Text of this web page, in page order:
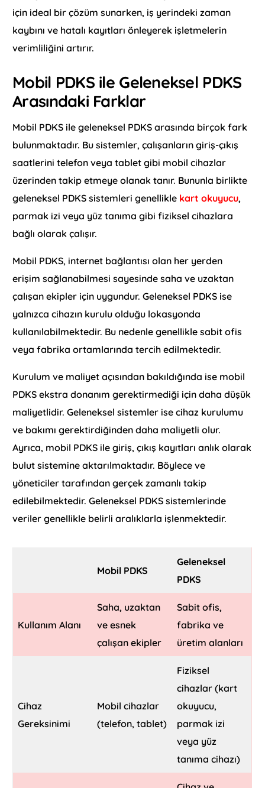
için ideal bir çözüm sunarken, iş yerindeki zaman
kaybını ve hatalı kayıtları önleyerek işletmelerin
verimliliğini artırır.
Mobil PDKS ile Geleneksel PDKS
Arasındaki Farklar
Mobil PDKS ile geleneksel PDKS arasında birçok fark
bulunmaktadır. Bu sistemler, çalışanların giriş-çıkış
saatlerini telefon veya tablet gibi mobil cihazlar
üzerinden takip etmeye olanak tanır. Bununla birlikte
geleneksel PDKS sistemleri genellikle kart okuyucu,
parmak izi veya yüz tanıma gibi fiziksel cihazlara
bağlı olarak çalışır.
Mobil PDKS, internet bağlantısı olan her yerden
erişim sağlanabilmesi sayesinde saha ve uzaktan
çalışan ekipler için uygundur. Geleneksel PDKS ise
yalnızca cihazın kurulu olduğu lokasyonda
kullanılabilmektedir. Bu nedenle genellikle sabit ofis
veya fabrika ortamlarında tercih edilmektedir.
Kurulum ve maliyet açısından bakıldığında ise mobil
PDKS ekstra donanım gerektirmediği için daha düşük
maliyetlidir. Geleneksel sistemler ise cihaz kurulumu
ve bakımı gerektirdiğinden daha maliyetli olur.
Ayrıca, mobil PDKS ile giriş, çıkış kayıtları anlık olarak
bulut sistemine aktarılmaktadır. Böylece ve
yöneticiler tarafından gerçek zamanlı takip
edilebilmektedir. Geleneksel PDKS sistemlerinde
veriler genellikle belirli aralıklarla işlenmektedir.
Mobil PDKS
Geleneksel
PDKS
Kullanım Alanı
Saha, uzaktan
ve esnek
çalışan ekipler
Sabit ofis,
fabrika ve
üretim alanları
Cihaz
Gereksinimi
Mobil cihazlar
(telefon, tablet)
Fiziksel
cihazlar (kart
okuyucu,
parmak izi
veya yüz
tanıma cihazı)